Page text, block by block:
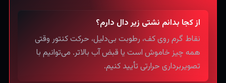
از کجا بدانم نشتی زیر دال دارم؟
نقاط گرم روی کف، رطوبت بی‌دلیل، حرکت کنتور وقتی
همه چیز خاموش است یا قبض آب بالاتر. می‌توانیم با
تصویربرداری حرارتی تأیید کنیم.